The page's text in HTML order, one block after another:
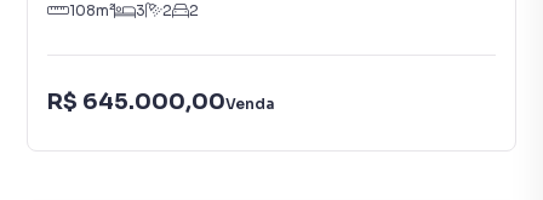
108m² 3 2 2
R$ 645.000,00Venda